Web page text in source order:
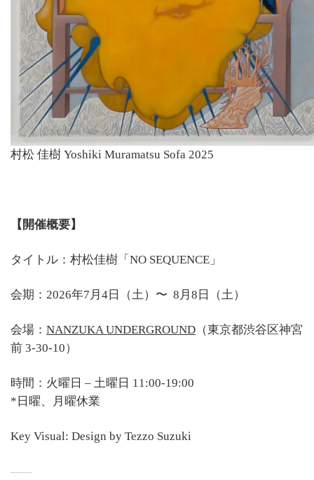
村松 佳樹 Yoshiki Muramatsu Sofa 2025
【開催概要】
タイトル：村松佳樹「NO SEQUENCE」
会期：2026年7月4日（土）〜 8月8日（土）
会場： NANZUKA UNDERGROUND （東京都渋谷区神宮
前 3-30-10）
時間：火曜日 – 土曜日 11:00-19:00
*日曜、月曜休業
Key Visual: Design by Tezzo Suzuki